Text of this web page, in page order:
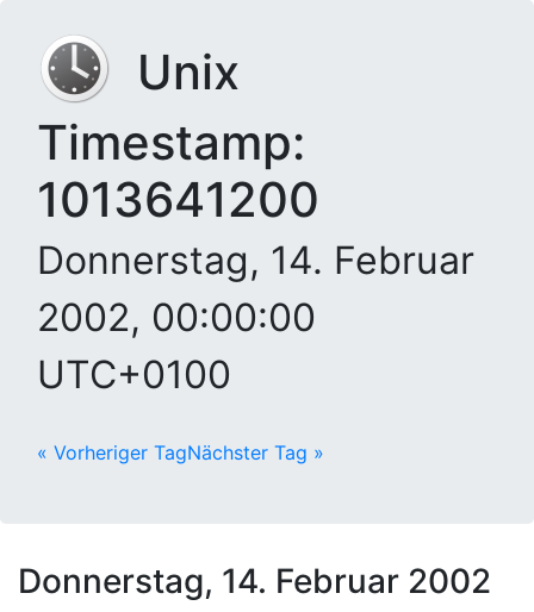
Unix
Timestamp:
1013641200
Donnerstag, 14. Februar
2002, 00:00:00
UTC+0100
« Vorheriger TagNächster Tag »
Donnerstag, 14. Februar 2002